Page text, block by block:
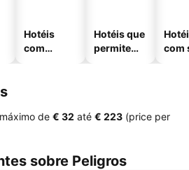
Hotéis
com
Hotéis que
permitem
com
de ‎€ 32 até ‎€ 223 (price per
sobre Peligros